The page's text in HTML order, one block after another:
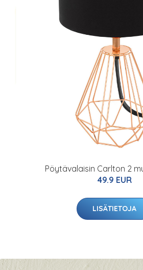
Pöytävalaisin Carlton 2
49.9 EUR
LISÄTIETOJA